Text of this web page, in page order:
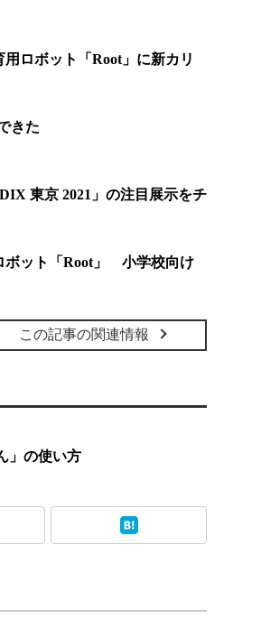
ロボット「Root」に新カリ
きた
東京 2021」の注目展示をチ
ボット「Root」 小学校向け
この記事の関連情報
」の使い方